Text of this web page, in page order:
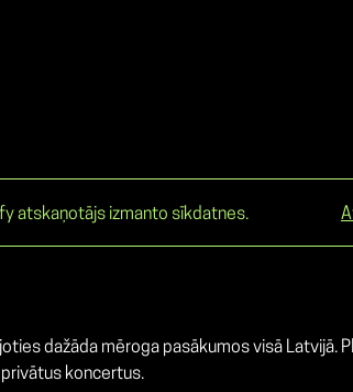
atskaņotājs izmanto sīkdatnes.
dažāda mēroga pasākumos visā Latvijā.
koncertus.